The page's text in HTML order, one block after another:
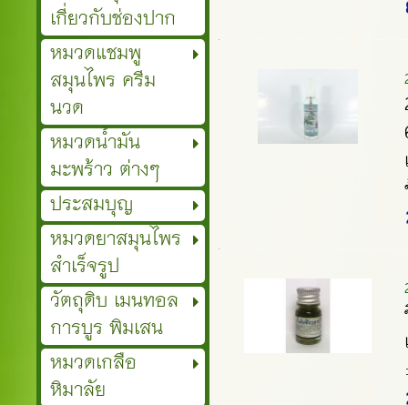
เกี่ยวกับช่องปาก
หมวดแชมพู
สมุนไพร ครีม
นวด
หมวดน้ำมัน
มะพร้าว ต่างๆ
ประสมบุญ
หมวดยาสมุนไพร
สำเร็จรูป
วัตถุดิบ เมนทอล
การบูร พิมเสน
หมวดเกลือ
หิมาลัย